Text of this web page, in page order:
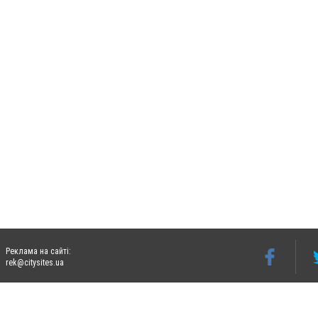
Реклама на сайті:
rek@citysites.ua